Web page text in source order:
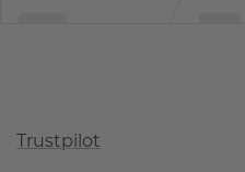
Trustpilot